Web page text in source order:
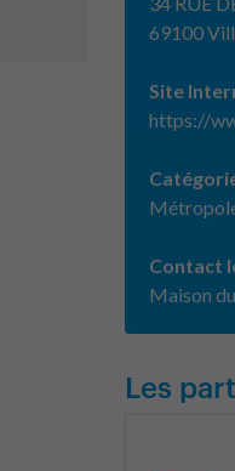
69100
Site
https://
Contact
Maison
Les